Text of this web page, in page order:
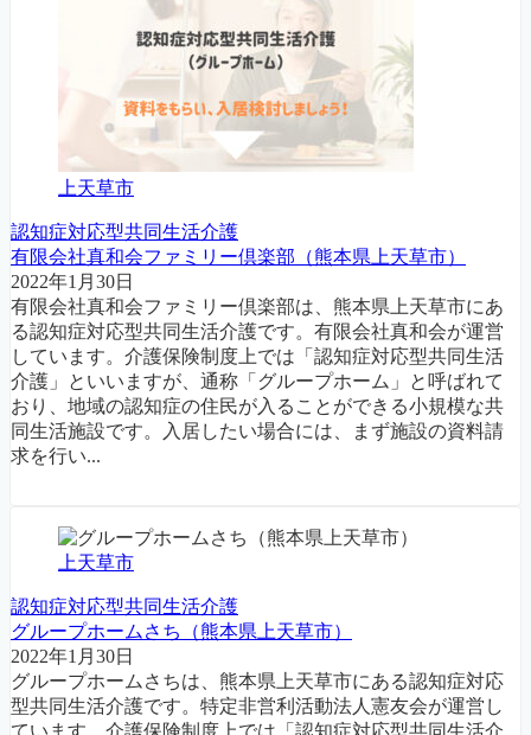
上天草市
認知症対応型共同生活介護
有限会社真和会ファミリー倶楽部（熊本県上天草市）
2022年1月30日
有限会社真和会ファミリー倶楽部は、熊本県上天草市にあ
る認知症対応型共同生活介護です。有限会社真和会が運営
しています。介護保険制度上では「認知症対応型共同生活
介護」といいますが、通称「グループホーム」と呼ばれて
おり、地域の認知症の住民が入ることができる小規模な共
同生活施設です。入居したい場合には、まず施設の資料請
求を行い...
上天草市
認知症対応型共同生活介護
グループホームさち（熊本県上天草市）
2022年1月30日
グループホームさちは、熊本県上天草市にある認知症対応
型共同生活介護です。特定非営利活動法人憲友会が運営し
ています。介護保険制度上では「認知症対応型共同生活介